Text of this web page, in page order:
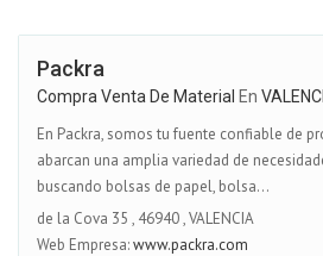
Packra
Compra Venta De Material En
En Packra, somos tu fuente confiable de
abarcan una amplia variedad de
buscando bolsas de papel, bolsa...
de la Cova 35 , 46940,VALENCIA
Web Empresa:www.packra.com